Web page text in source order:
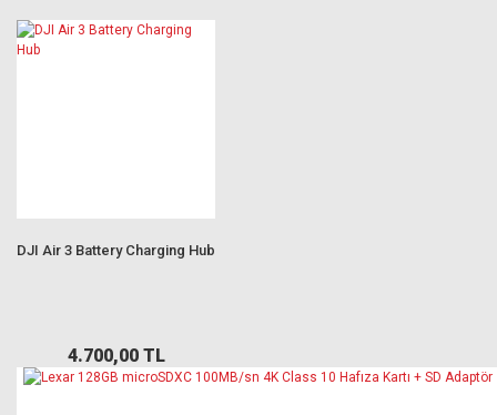
DJI Air 3 Battery Charging Hub
4.700,00 TL